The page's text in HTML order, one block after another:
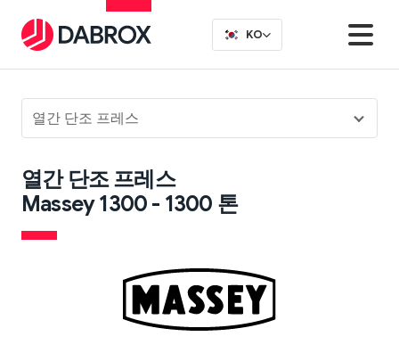
열간 단조 프레스
열간 단조 프레스
Massey 1300 - 1300 톤